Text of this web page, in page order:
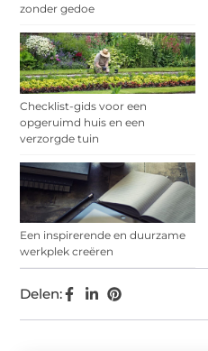
zonder gedoe
Checklist-gids voor een
opgeruimd huis en een
verzorgde tuin
Een inspirerende en duurzame
werkplek creëren
Delen: